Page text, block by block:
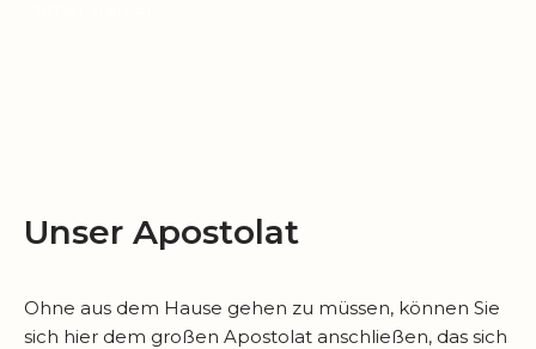
Unser Apostolat
Ohne aus dem Hause gehen zu müssen, können Sie
sich hier dem großen Apostolat anschließen, das sich